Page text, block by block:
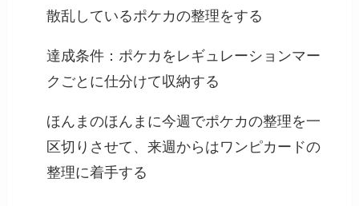
散乱しているポケカの整理をする
達成条件：ポケカをレギュレーションマー
クごとに仕分けて収納する
ほんまのほんまに今週でポケカの整理を一
区切りさせて、来週からはワンピカードの
整理に着手する